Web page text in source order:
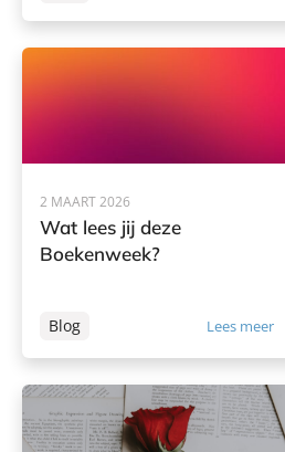
2 MAART 2026
Wat lees jij deze
Boekenweek?
Blog Lees meer